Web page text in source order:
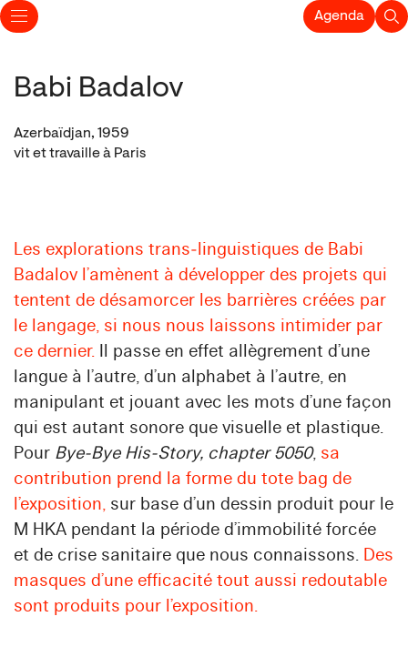
Agenda
Babi Badalov
Azerbaïdjan, 1959
vit et travaille à Paris
Les explorations trans‑linguistiques de Babi
Badalov l’amènent à développer des projets qui
tentent de désamorcer les barrières créées par
le langage, si nous nous laissons intimider par
ce dernier. Il passe en effet allègrement d’une
langue à l’autre, d’un alphabet à l’autre, en
manipulant et jouant avec les mots d’une façon
qui est autant sonore que visuelle et plastique.
Pour Bye‑Bye His‑Story, chapter 5050, sa
contribution prend la forme du tote bag de
l’exposition, sur base d’un dessin produit pour le
M HKA pendant la période d’immobilité forcée
et de crise sanitaire que nous connaissons. Des
masques d’une efficacité tout aussi redoutable
sont produits pour l’exposition.